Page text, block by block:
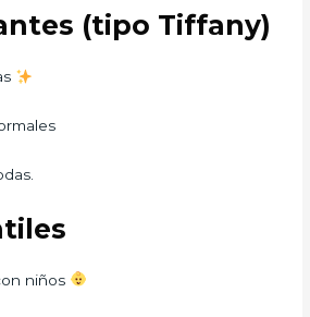
(tipo Tiffany)
niños